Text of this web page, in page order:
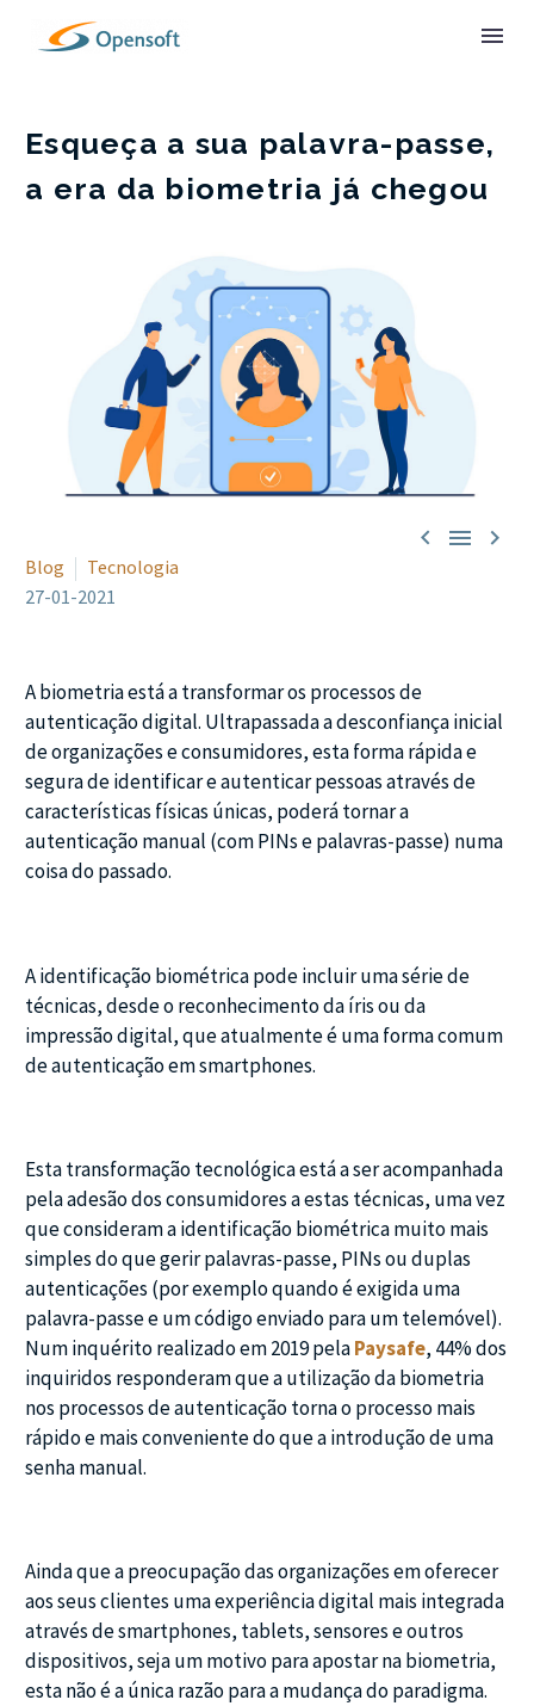
Esqueça a sua palavra-passe,
a era da biometria já chegou
  
Blog
Tecnologia
27-01-2021
A biometria está a transformar os processos de
autenticação digital. Ultrapassada a desconfiança inicial
de organizações e consumidores, esta forma rápida e
segura de identificar e autenticar pessoas através de
características físicas únicas, poderá tornar a
autenticação manual (com PINs e palavras-passe) numa
coisa do passado.
A identificação biométrica pode incluir uma série de
técnicas, desde o reconhecimento da íris ou da
impressão digital, que atualmente é uma forma comum
de autenticação em smartphones.
Esta transformação tecnológica está a ser acompanhada
pela adesão dos consumidores a estas técnicas, uma vez
que consideram a identificação biométrica muito mais
simples do que gerir palavras-passe, PINs ou duplas
autenticações (por exemplo quando é exigida uma
palavra-passe e um código enviado para um telemóvel).
Num inquérito realizado em 2019 pelaPaysafe, 44% dos
inquiridos responderam que a utilização da biometria
nos processos de autenticação torna o processo mais
rápido e mais conveniente do que a introdução de uma
senha manual.
Ainda que a preocupação das organizações em oferecer
aos seus clientes uma experiência digital mais integrada
através de smartphones, tablets, sensores e outros
dispositivos, seja um motivo para apostar na biometria,
esta não é a única razão para a mudança do paradigma.